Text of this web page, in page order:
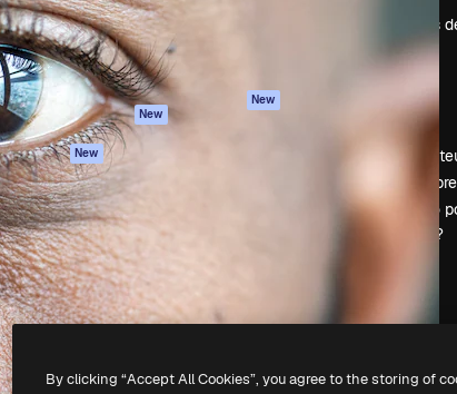
Gerador de vídeos
Texto para voz
Conteúdo de stock
MCP para
Claude/ChatGPT
New
Agentes New
API
App móvel
Todas as
ferramentas
New
Tendências
pesquisa
Blog
Eventos
Slidesgo
Vender
Sala de
Procurando
magnific.ai?
Todos os direitos reservados.
By clicking “Accept All Cookies”, you agree to the storing of